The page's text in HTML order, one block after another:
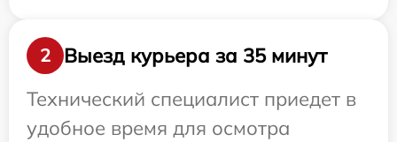
2
Выезд курьера за 35 минут
Технический специалист приедет в
удобное время для осмотра